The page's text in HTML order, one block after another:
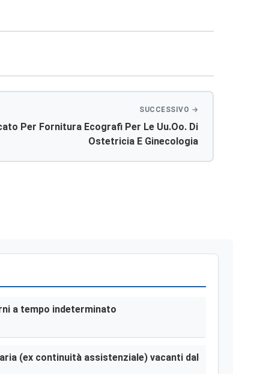
Per Fornitura Ecografi Per Le Uu.oo. Di
Ostetricia E Ginecologia
a tempo indeterminato
(ex continuità assistenziale) vacanti dal